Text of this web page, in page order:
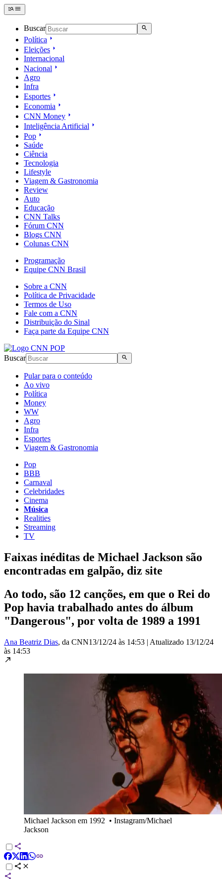
Buscar
Política
Eleições
Internacional
Nacional
Agro
Infra
Esportes
Economia
CNN Money
Inteligência Artificial
Pop
Saúde
Ciência
Tecnologia
Lifestyle
Viagem & Gastronomia
Review
Auto
Educação
CNN Talks
Fórum CNN
Blogs CNN
Colunas CNN
Programação
Equipe CNN Brasil
Sobre a CNN
Política de Privacidade
Termos de Uso
Fale com a CNN
Distribuição do Sinal
Faça parte da Equipe CNN
Buscar
Pular para o conteúdo
Ao vivo
Política
Money
WW
Agro
Infra
Esportes
Viagem & Gastronomia
Pop
BBB
Carnaval
Celebridades
Cinema
Música
Realities
Streaming
TV
Faixas inéditas de Michael Jackson são
encontradas em galpão, diz site
Ao todo, são 12 canções, em que o Rei do
Pop havia trabalhado antes do álbum
"Dangerous", por volta de 1989 a 1991
Ana Beatriz Dias, da CNN13/12/24 às 14:53 | Atualizado 13/12/24
às 14:53
Michael Jackson em 1992 • Instagram/Michael
Jackson